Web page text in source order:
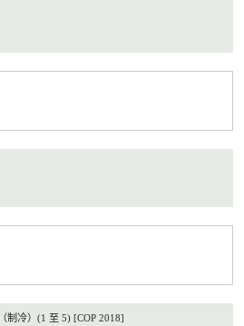
制冷）(1 至 5) [COP 2018]